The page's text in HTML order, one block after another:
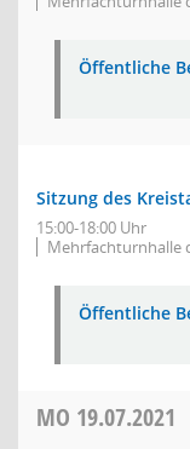
Öffentliche
Sitzung des
15:00-18:00 Uhr
Mehrfachturnhalle
Öffentliche
MO 19.07.2021